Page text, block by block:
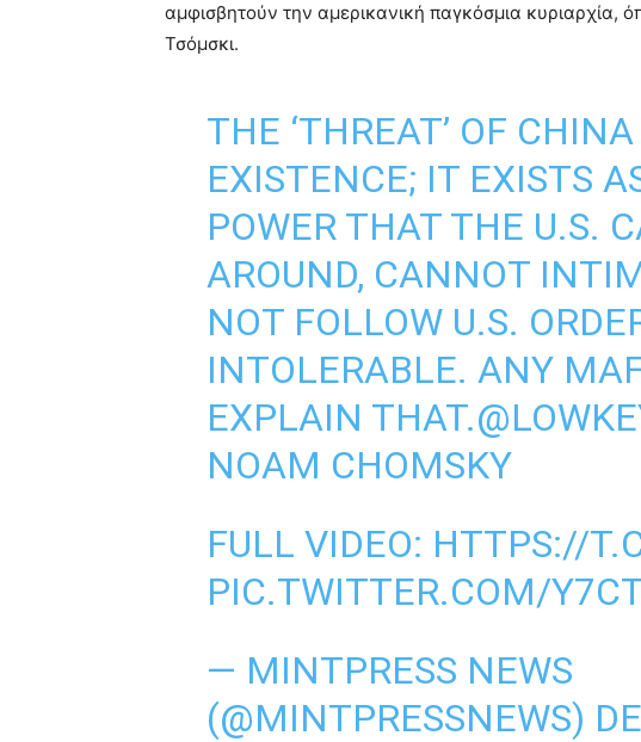
αμφισβητούν την αμερικανική παγκόσμια κυριαρχία,
Τσόμσκι.
THE ‘THREAT’ OF
EXISTENCE; IT EXISTS
POWER THAT THE U.S.
AROUND, CANNOT
NOT FOLLOW U.S.
INTOLERABLE. ANY
EXPLAIN THAT.
NOAM CHOMSKY
FULL VIDEO: HTTPS://
PIC.TWITTER.COM/
— MINTPRESS NEWS
(@MINTPRESSNEWS)